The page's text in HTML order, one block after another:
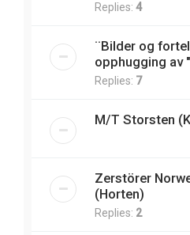
Replies: 4
¨Bilder og
opphugging av
Replies: 7
M/T Storsten
Zerstörer
(Horten)
Replies: 2